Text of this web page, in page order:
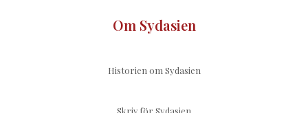
Om Sydasien
Historien om Sydasien
Skriv för Sydasien